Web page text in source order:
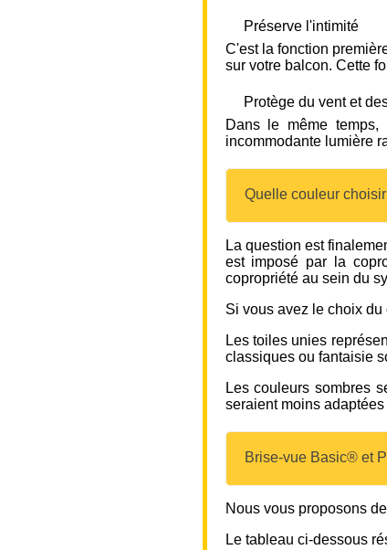
Préserve l'intimité
C'est la fonction
sur votre balcon. Cette
Protège du vent et
Dans le même
incommodante lumière
Quelle couleur
La question est
est imposé par la
copropriété au sein du
Si vous avez le choix
Les toiles unies
classiques ou fantaisie
Les couleurs sombres
seraient moins
Brise-vue Basic® et
Nous vous proposons
Le tableau ci-dessous